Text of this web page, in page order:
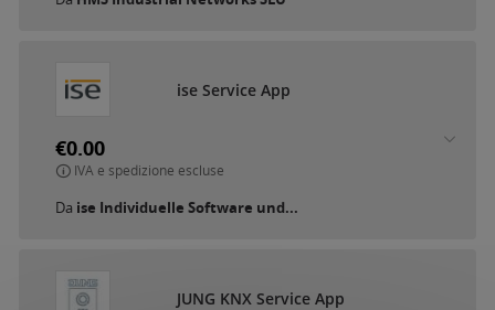
ise Service App
€0.00
IVA e spedizione escluse
Da ise Individuelle Software und...
JUNG KNX Service App